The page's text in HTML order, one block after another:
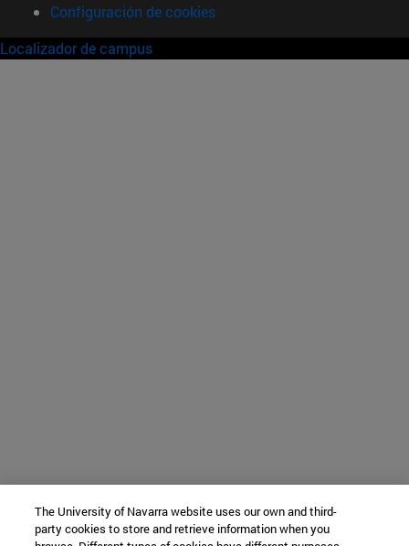
Configuración de cookies
Localizador de campus
The University of Navarra website uses our own and third-
party cookies to store and retrieve information when you